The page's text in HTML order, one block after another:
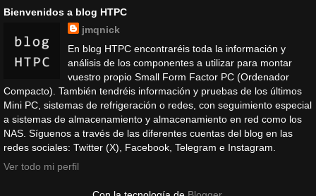
Bienvenidos a blog HTPC
jmqnick
En blog HTPC encontraréis toda la información y
análisis de los componentes a utilizar para montar
vuestro propio Small Form Factor PC (Ordenador
Compacto). También tendréis información y pruebas de los últimos
Mini PC, sistemas de refrigeración o redes, con seguimiento especial
a sistemas de almacenamiento y almacenamiento en red como los
NAS. Síguenos a través de las diferentes cuentas del blog en las
redes sociales: Twitter (X), Facebook, Telegram e Instagram.
Ver todo mi perfil